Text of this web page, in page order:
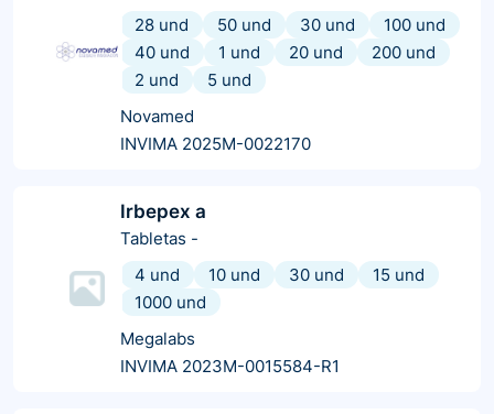
28 und
50 und 30 und
100 und
40 und
1 und 20 und
200 und
2 und
5 und
Novamed
INVIMA 2025M-0022170
Irbepex a
Tabletas -
4 und
10 und 30 und
15 und
1000 und
Megalabs
INVIMA 2023M-0015584-R1